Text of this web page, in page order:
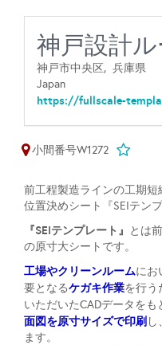
神戸設計ル
神戸市中央区, 兵庫県
Japan
https://fullscale-
小間番号W1272
前工程製造ラインの工期
位置決めシート『SEIテン
『SEIテンプレート』 とは
の原寸大シートです。
工場やクリーンルームにお
要となるケガキ作業を行う
いただいたCADデータを
面図を原寸サイズで印刷
ます。